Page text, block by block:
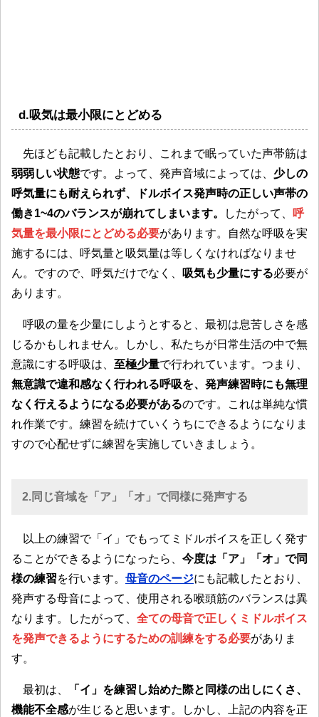
d.吸気は最小限にとどめる
先ほども記載したとおり、これまで眠っていた声帯筋は
弱弱しい状態です。よって、発声音域によっては、 少しの
呼気量にも耐えられず、ドルボイス発声時の正しい声帯の
働き1~4のバランスが崩れてしまいます。
したがって、
呼
気量を最小限にとどめる必要があります。自然な呼吸を実
施するには、呼気量と吸気量は等しくなければなりませ
ん。ですので、呼気だけでなく、
吸気も少量にする必要が
あります。
呼吸の量を少量にしようとすると、最初は息苦しさを感
じるかもしれません。しかし、私たちが日常生活の中で無
意識にする呼吸は、 至極少量で行われています。つまり、
無意識で違和感なく行われる呼吸を、発声練習時にも無理
なく行えるようになる必要があるのです。これは単純な慣
れ作業です。練習を続けていくうちにできるようになりま
すので心配せずに練習を実施していきましょう。
2.同じ音域を「ア」「オ」で同様に発声する
以上の練習で「イ」でもってミドルボイスを正しく発す
ることができるようになったら、 今度は「ア」「オ」で同
様の練習を行います。 母音のページにも記載したとおり、
発声する母音によって、使用される喉頭筋のバランスは異
なります。したがって、 全ての母音で正しくミドルボイス
を発声できるようにするための訓練をする必要がありま
す。
最初は、
「イ」を練習し始めた際と同様の出しにくさ、
機能不全感が生じると思います。しかし、上記の内容を正